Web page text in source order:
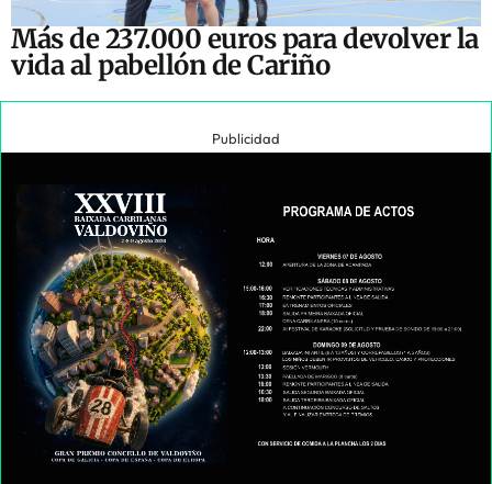
Más de 237.000 euros para devolver la
vida al pabellón de Cariño
Publicidad